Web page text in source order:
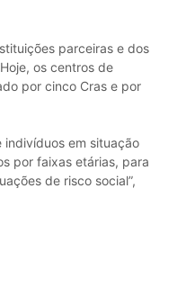
parceiras e dos
os centros de
por cinco Cras e por
indivíduos em situação
por faixas etárias, para
de risco social”,